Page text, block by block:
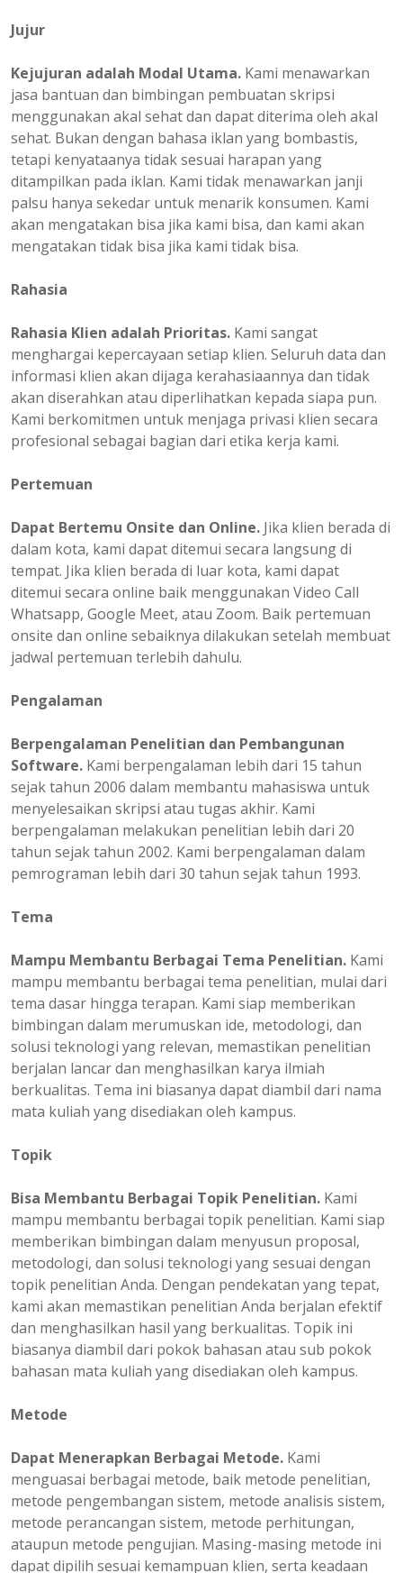
Jujur
Kejujuran adalah Modal Utama. Kami menawarkan
jasa bantuan dan bimbingan pembuatan skripsi
menggunakan akal sehat dan dapat diterima oleh akal
sehat. Bukan dengan bahasa iklan yang bombastis,
tetapi kenyataanya tidak sesuai harapan yang
ditampilkan pada iklan. Kami tidak menawarkan janji
palsu hanya sekedar untuk menarik konsumen. Kami
akan mengatakan bisa jika kami bisa, dan kami akan
mengatakan tidak bisa jika kami tidak bisa.
Rahasia
Rahasia Klien adalah Prioritas. Kami sangat
menghargai kepercayaan setiap klien. Seluruh data dan
informasi klien akan dijaga kerahasiaannya dan tidak
akan diserahkan atau diperlihatkan kepada siapa pun.
Kami berkomitmen untuk menjaga privasi klien secara
profesional sebagai bagian dari etika kerja kami.
Pertemuan
Dapat Bertemu Onsite dan Online. Jika klien berada di
dalam kota, kami dapat ditemui secara langsung di
tempat. Jika klien berada di luar kota, kami dapat
ditemui secara online baik menggunakan Video Call
Whatsapp, Google Meet, atau Zoom. Baik pertemuan
onsite dan online sebaiknya dilakukan setelah membuat
jadwal pertemuan terlebih dahulu.
Pengalaman
Berpengalaman Penelitian dan Pembangunan
Software. Kami berpengalaman lebih dari 15 tahun
sejak tahun 2006 dalam membantu mahasiswa untuk
menyelesaikan skripsi atau tugas akhir. Kami
berpengalaman melakukan penelitian lebih dari 20
tahun sejak tahun 2002. Kami berpengalaman dalam
pemrograman lebih dari 30 tahun sejak tahun 1993.
Tema
Mampu Membantu Berbagai Tema Penelitian. Kami
mampu membantu berbagai tema penelitian, mulai dari
tema dasar hingga terapan. Kami siap memberikan
bimbingan dalam merumuskan ide, metodologi, dan
solusi teknologi yang relevan, memastikan penelitian
berjalan lancar dan menghasilkan karya ilmiah
berkualitas. Tema ini biasanya dapat diambil dari nama
mata kuliah yang disediakan oleh kampus.
Topik
Bisa Membantu Berbagai Topik Penelitian. Kami
mampu membantu berbagai topik penelitian. Kami siap
memberikan bimbingan dalam menyusun proposal,
metodologi, dan solusi teknologi yang sesuai dengan
topik penelitian Anda. Dengan pendekatan yang tepat,
kami akan memastikan penelitian Anda berjalan efektif
dan menghasilkan hasil yang berkualitas. Topik ini
biasanya diambil dari pokok bahasan atau sub pokok
bahasan mata kuliah yang disediakan oleh kampus.
Metode
Dapat Menerapkan Berbagai Metode. Kami
menguasai berbagai metode, baik metode penelitian,
metode pengembangan sistem, metode analisis sistem,
metode perancangan sistem, metode perhitungan,
ataupun metode pengujian. Masing-masing metode ini
dapat dipilih sesuai kemampuan klien, serta keadaan